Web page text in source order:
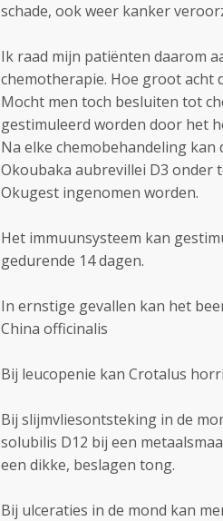
schade, ook weer kanker
Ik raad mijn patiënten daarom
chemotherapie. Hoe groot acht
Mocht men toch besluiten tot
gestimuleerd worden door het
Na elke chemobehandeling kan
Okoubaka aubrevillei D3 onder
Okugest ingenomen worden.
Het immuunsysteem kan
gedurende 14 dagen.
In ernstige gevallen kan het
China officinalis
Bij leucopenie kan Crotalus
Bij slijmvliesontsteking in de
solubilis D12 bij een
een dikke, beslagen tong.
Bij ulceraties in de mond kan